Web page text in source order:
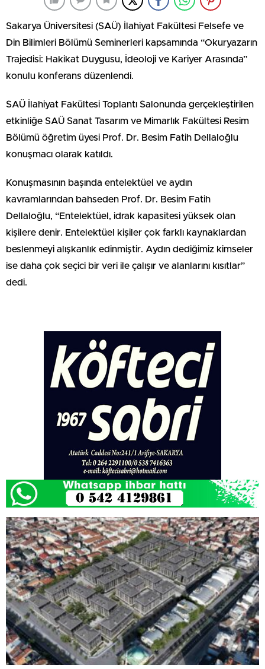
Sakarya Üniversitesi (SAÜ) İlahiyat Fakültesi Felsefe ve
Din Bilimleri Bölümü Seminerleri kapsamında “Okuryazarın
Trajedisi: Hakikat Duygusu, İdeoloji ve Kariyer Arasında”
konulu konferans düzenlendi.
SAÜ İlahiyat Fakültesi Toplantı Salonunda gerçekleştirilen
etkinliğe SAÜ Sanat Tasarım ve Mimarlık Fakültesi Resim
Bölümü öğretim üyesi Prof. Dr. Besim Fatih Dellaloğlu
konuşmacı olarak katıldı.
Konuşmasının başında entelektüel ve aydın
kavramlarından bahseden Prof. Dr. Besim Fatih
Dellaloğlu, “Entelektüel, idrak kapasitesi yüksek olan
kişilere denir. Entelektüel kişiler çok farklı kaynaklardan
beslenmeyi alışkanlık edinmiştir. Aydın dediğimiz kimseler
ise daha çok seçici bir veri ile çalışır ve alanlarını kısıtlar”
dedi.